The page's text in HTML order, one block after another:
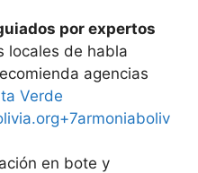
por expertos
locales de habla
agencias
Verde
en bote y